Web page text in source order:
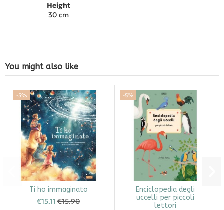
Height
30 cm
You might also like
-5%
Ti ho immaginato
€15.11 €15.90
-5%
Enciclopedia degli
uccelli per piccoli
lettori